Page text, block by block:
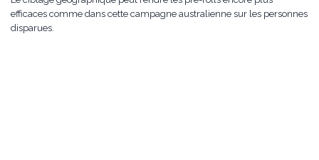
efficaces comme dans cette campagne australienne sur les personnes
disparues.